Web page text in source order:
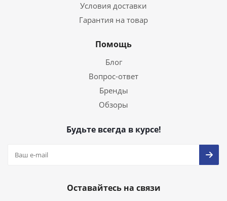
Условия доставки
Гарантия на товар
Помощь
Блог
Вопрос-ответ
Бренды
Обзоры
Будьте всегда в курсе!
Оставайтесь на связи